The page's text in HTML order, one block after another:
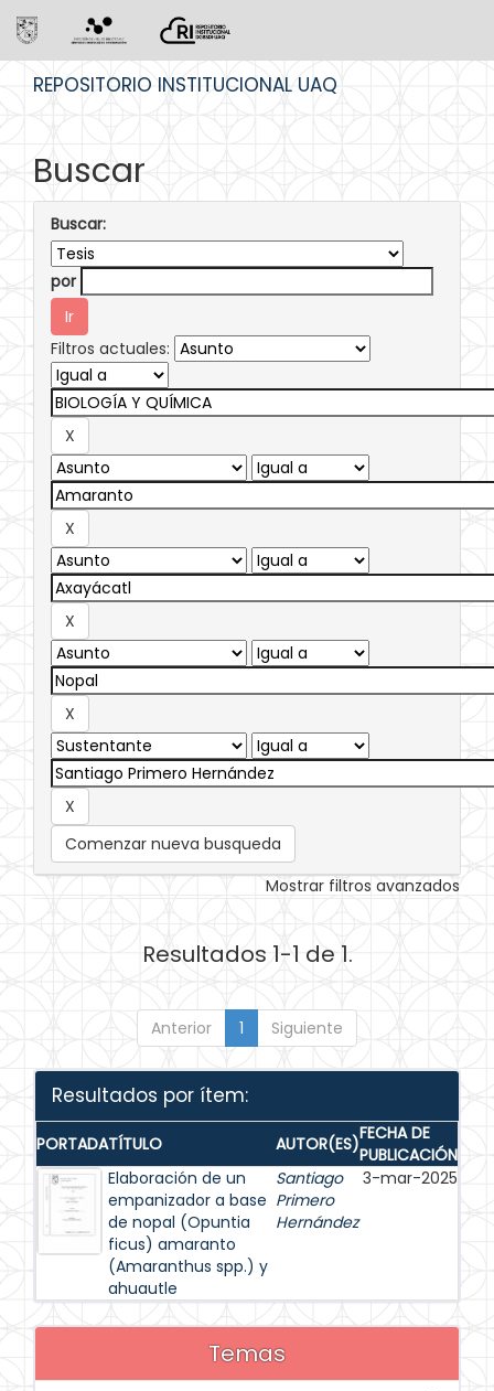
REPOSITORIO INSTITUCIONAL UAQ
Buscar
Buscar:
por
Filtros actuales:
Comenzar nueva busqueda
Mostrar filtros avanzados
Resultados 1-1 de 1.
Anterior 1 Siguiente
Resultados por ítem:
PORTADATÍTULO AUTOR(ES)FECHA DE
PUBLICACIÓN
Elaboración de un
empanizador a base
de nopal (Opuntia
ficus) amaranto
(Amaranthus spp.) y
ahuautle
Santiago
Primero
Hernández
3-mar-2025
Temas